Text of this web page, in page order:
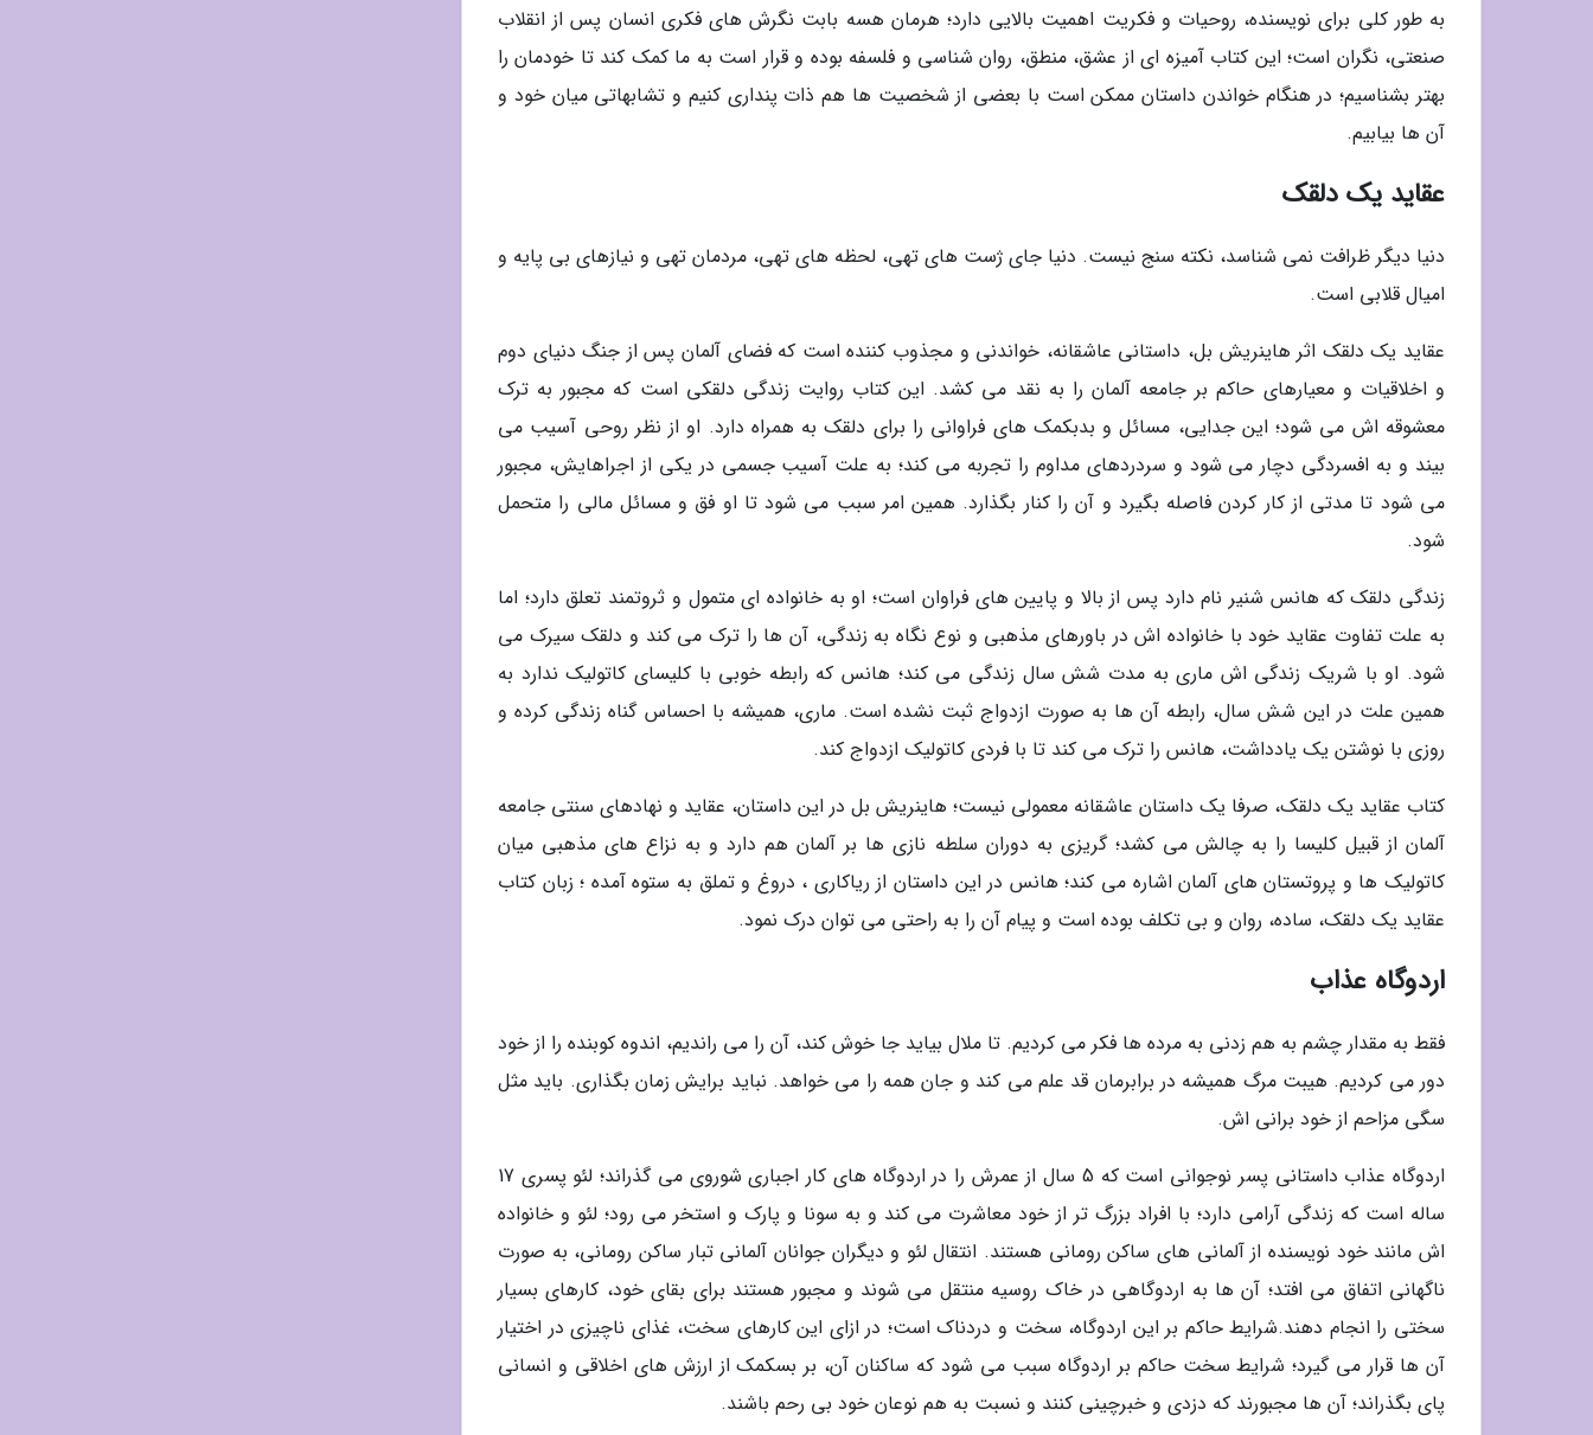
به طور کلی برای نویسنده، روحیات و فکریت اهمیت بالایی دارد؛ هرمان هسه بابت نگرش های فکری انسان پس از انقلاب
صنعتی، نگران است؛ این کتاب آمیزه ای از عشق، منطق، روان شناسی و فلسفه بوده و قرار است به ما کمک کند تا خودمان را
بهتر بشناسیم؛ در هنگام خواندن داستان ممکن است با بعضی از شخصیت ها هم ذات پنداری کنیم و تشابهاتی میان خود و
آن ها بیابیم.
عقاید یک دلقک
دنیا دیگر ظرافت نمی شناسد، نکته سنج نیست. دنیا جای ژست های تهی، لحظه های تهی، مردمان تهی و نیازهای بی پایه و
امیال قلابی است.
عقاید یک دلقک اثر هاینریش بل، داستانی عاشقانه، خواندنی و مجذوب کننده است که فضای آلمان پس از جنگ دنیای دوم
و اخلاقیات و معیارهای حاکم بر جامعه آلمان را به نقد می کشد. این کتاب روایت زندگی دلقکی است که مجبور به ترک
معشوقه اش می شود؛ این جدایی، مسائل و بدبکمک های فراوانی را برای دلقک به همراه دارد. او از نظر روحی آسیب می
بیند و به افسردگی دچار می شود و سردردهای مداوم را تجربه می کند؛ به علت آسیب جسمی در یکی از اجراهایش، مجبور
می شود تا مدتی از کار کردن فاصله بگیرد و آن را کنار بگذارد. همین امر سبب می شود تا او فق و مسائل مالی را متحمل
شود.
زندگی دلقک که هانس شنیر نام دارد پس از بالا و پایین های فراوان است؛ او به خانواده ای متمول و ثروتمند تعلق دارد؛ اما
به علت تفاوت عقاید خود با خانواده اش در باورهای مذهبی و نوع نگاه به زندگی، آن ها را ترک می کند و دلقک سیرک می
شود. او با شریک زندگی اش ماری به مدت شش سال زندگی می کند؛ هانس که رابطه خوبی با کلیسای کاتولیک ندارد به
همین علت در این شش سال، رابطه آن ها به صورت ازدواج ثبت نشده است. ماری، همیشه با احساس گناه زندگی کرده و
روزی با نوشتن یک یادداشت، هانس را ترک می کند تا با فردی کاتولیک ازدواج کند.
کتاب عقاید یک دلقک، صرفا یک داستان عاشقانه معمولی نیست؛ هاینریش بل در این داستان، عقاید و نهادهای سنتی جامعه
آلمان از قبیل کلیسا را به چالش می کشد؛ گریزی به دوران سلطه نازی ها بر آلمان هم دارد و به نزاع های مذهبی میان
کاتولیک ها و پروتستان های آلمان اشاره می کند؛ هانس در این داستان از ریاکاری ، دروغ و تملق به ستوه آمده ؛ زبان کتاب
عقاید یک دلقک، ساده، روان و بی تکلف بوده است و پیام آن را به راحتی می توان درک نمود.
اردوگاه عذاب
فقط به مقدار چشم به هم زدنی به مرده ها فکر می کردیم. تا ملال بیاید جا خوش کند، آن را می راندیم، اندوه کوبنده را از خود
دور می کردیم. هیبت مرگ همیشه در برابرمان قد علم می کند و جان همه را می خواهد. نباید برایش زمان بگذاری. باید مثل
سگی مزاحم از خود برانی اش.
اردوگاه عذاب داستانی پسر نوجوانی است که 5 سال از عمرش را در اردوگاه های کار اجباری شوروی می گذراند؛ لئو پسری 17
ساله است که زندگی آرامی دارد؛ با افراد بزرگ تر از خود معاشرت می کند و به سونا و پارک و استخر می رود؛ لئو و خانواده
اش مانند خود نویسنده از آلمانی های ساکن رومانی هستند. انتقال لئو و دیگران جوانان آلمانی تبار ساکن رومانی، به صورت
ناگهانی اتفاق می افتد؛ آن ها به اردوگاهی در خاک روسیه منتقل می شوند و مجبور هستند برای بقای خود، کارهای بسیار
سختی را انجام دهند.شرایط حاکم بر این اردوگاه، سخت و دردناک است؛ در ازای این کارهای سخت، غذای ناچیزی در اختیار
آن ها قرار می گیرد؛ شرایط سخت حاکم بر اردوگاه سبب می شود که ساکنان آن، بر بسکمک از ارزش های اخلاقی و انسانی
پای بگذراند؛ آن ها مجبورند که دزدی و خبرچینی کنند و نسبت به هم نوعان خود بی رحم باشند.